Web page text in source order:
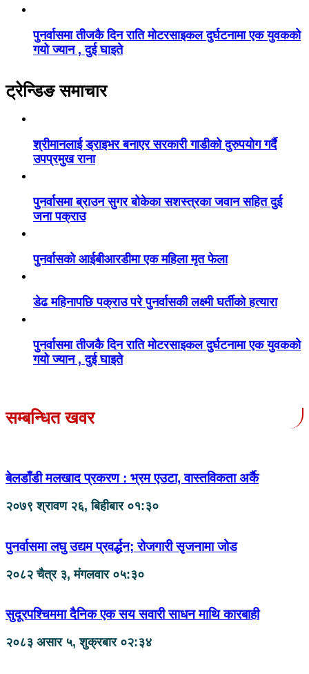
पुनर्वासमा तीजकै दिन राति मोटरसाइकल दुर्घटनामा एक युवकको
गयो ज्यान , दुई घाइते
ट्रेन्डिङ समाचार
श्रीमानलाई ड्राइभर बनाएर सरकारी गाडीको दुरुपयोग गर्दै
उपप्रमुख राना
पुनर्वासमा ब्राउन सुगर बोकेका सशस्त्रका जवान सहित दुई
जना पक्राउ
पुनर्वासको आईबीआरडीमा एक महिला मृत फेला
डेढ महिनापछि पक्राउ परे पुनर्वासकी लक्ष्मी घर्तीको हत्यारा
पुनर्वासमा तीजकै दिन राति मोटरसाइकल दुर्घटनामा एक युवकको
गयो ज्यान , दुई घाइते
सम्बन्धित खवर
बेलडाँडी मलखाद प्रकरण : भ्रम एउटा, वास्तविकता अर्कै
२०७९ श्रावण २६, बिहीबार ०१:३०
पुनर्वासमा लघु उद्यम प्रवर्द्धन; रोजगारी सृजनामा जोड
२०८२ चैत्र ३, मंगलवार ०५:३०
सुदूरपश्चिममा दैनिक एक सय सवारी साधन माथि कारबाही
२०८३ असार ५, शुक्रबार ०२:३४